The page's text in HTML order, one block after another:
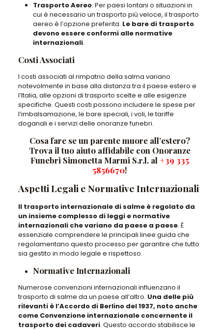
Trasporto Aereo: Per paesi lontani o situazioni in
cui è necessario un trasporto più veloce, il trasporto
aereo è l’opzione preferita. Le bare di trasporto
devono essere conformi alle normative
internazionali.
Costi Associati
I costi associati al rimpatrio della salma variano
notevolmente in base alla distanza tra il paese estero e
l’Italia, alle opzioni di trasporto scelte e alle esigenze
specifiche. Questi costi possono includere le spese per
l’imbalsamazione, le bare speciali, i voli, le tariffe
doganali e i servizi delle onoranze funebri.
Cosa fare se un parente muore all’estero?
Trova il tuo aiuto affidabile con Onoranze
Funebri Simonetta Marmi S.r.l. al +39 335
5856670!
Aspetti Legali e Normative Internazionali
Il trasporto internazionale di salme è regolato da
un insieme complesso di leggi e normative
internazionali che variano da paese a paese. È
essenziale comprendere le principali linee guida che
regolamentano questo processo per garantire che tutto
sia gestito in modo legale e rispettoso.
Normative Internazionali
Numerose convenzioni internazionali influenzano il
trasporto di salme da un paese all’altro. Una delle più
rilevanti è l’Accordo di Berlino del 1937, noto anche
come Convenzione internazionale concernente il
trasporto dei cadaveri. Questo accordo stabilisce le